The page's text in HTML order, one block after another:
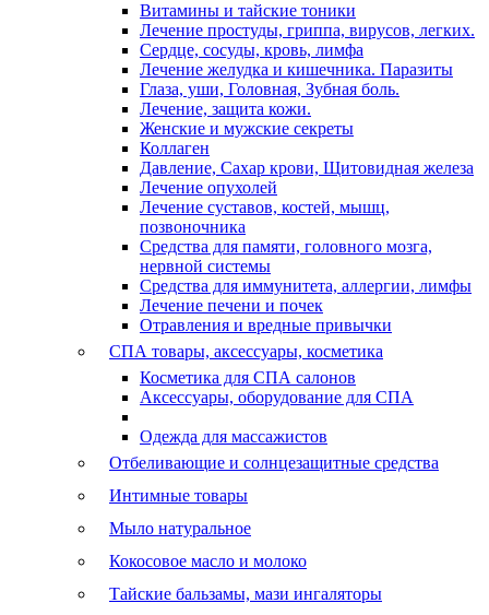
Витамины и тайские тоники
Лечение простуды, гриппа, вирусов, легких.
Сердце, сосуды, кровь, лимфа
Лечение желудка и кишечника. Паразиты
Глаза, уши, Головная, Зубная боль.
Лечение, защита кожи.
Женские и мужские секреты
Коллаген
Давление, Сахар крови, Щитовидная железа
Лечение опухолей
Лечение суставов, костей, мышц,
позвоночника
Средства для памяти, головного мозга,
нервной системы
Средства для иммунитета, аллергии, лимфы
Лечение печени и почек
Отравления и вредные привычки
СПА товары, аксессуары, косметика
Косметика для СПА салонов
Аксессуары, оборудование для СПА
Одежда для массажистов
Отбеливающие и солнцезащитные средства
Интимные товары
Мыло натуральное
Кокосовое масло и молоко
Тайские бальзамы, мази ингаляторы